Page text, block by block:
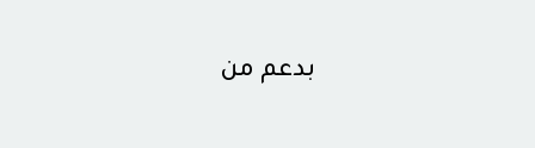
بدعم من